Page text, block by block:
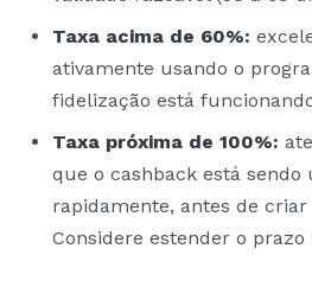
Taxa acima de 60%:
ativamente usando o
fidelização está
Taxa próxima de 100%:
que o cashback está sendo
rapidamente, antes de
Considere estender o